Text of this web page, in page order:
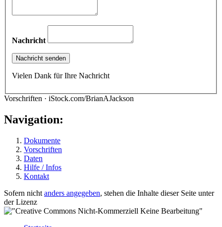
Nachricht
Vielen Dank für Ihre Nachricht
Vorschriften · iStock.com/BrianAJackson
Navigation:
Dokumente
Vorschriften
Daten
Hilfe / Infos
Kontakt
Sofern nicht anders angegeben, stehen die Inhalte dieser Seite unter
der Lizenz